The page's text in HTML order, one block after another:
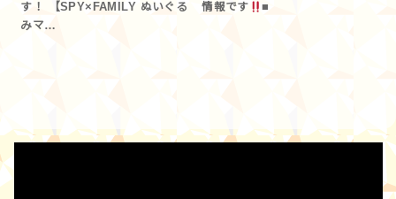
す！ 【SPY×FAMILY ぬいぐる
みマ…
情報です
■